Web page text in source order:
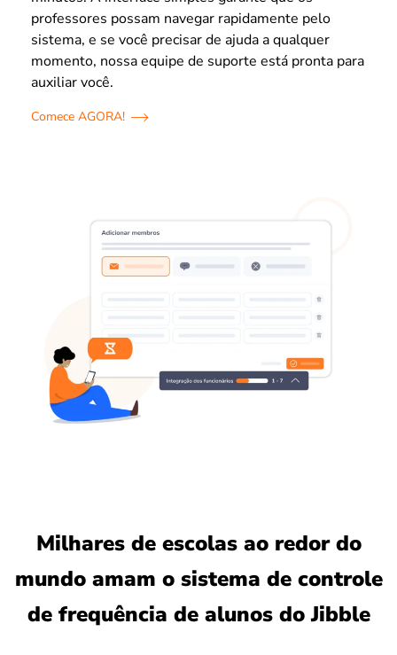
professores possam navegar rapidamente pelo
sistema, e se você precisar de ajuda a qualquer
momento, nossa equipe de suporte está pronta para
auxiliar você.
Comece AGORA!
Milhares de escolas ao redor do
mundo amam o sistema de controle
de frequência de alunos do Jibble